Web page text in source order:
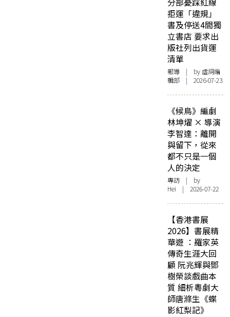
分部憂踩紅線
拒運「違規」
書及停送4間獨
立書店 要求出
版社列出貨運
清單
報導 | by 虛詞編
輯部 | 2026-07-23
《候鳥》編劇
林坤燿 × 導演
李智達：離開
與留下，從來
都不只是一個
人的決定
專訪 | by
Hei | 2026-07-22
【香港書展
2026】書展精
華遊 ：羅家英
傳奇生涯大回
顧 阮兆輝與鄧
樹榮談戲曲本
質 細析粵劇大
師唐滌生《蝶
影紅梨記》